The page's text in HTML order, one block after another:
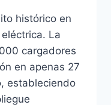
histórico en
La
cargadores
en apenas 27
estableciendo